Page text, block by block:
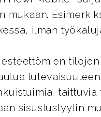
mukaan.
ilman
sisustustyylin